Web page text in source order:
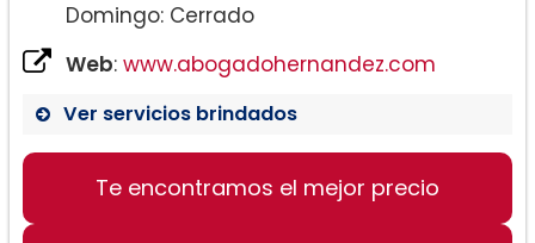
Domingo: Cerrado
Web: www.abogadohernandez.com
Ver servicios brindados
Te encontramos el mejor precio